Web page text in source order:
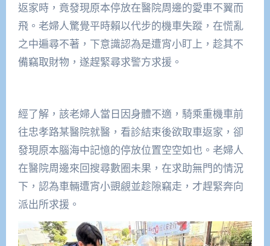
返家時，竟發現原本停放在醫院周邊的愛車不翼而
飛。老婦人驚覺平時賴以代步的機車失蹤，在慌亂
之中遍尋不著，下意識認為是遭宵小盯上，趁其不
備竊取財物，遂趕緊尋求警方求援。
經了解，該老婦人當日因身體不適，騎乘重機車前
往忠孝路某醫院就醫，看診結束後欲取車返家，卻
發現原本腦海中記憶的停放位置空空如也。老婦人
在醫院周邊來回搜尋數圈未果，在求助無門的情況
下，認為車輛遭宵小覬覦並趁隙竊走，才趕緊奔向
派出所求援。